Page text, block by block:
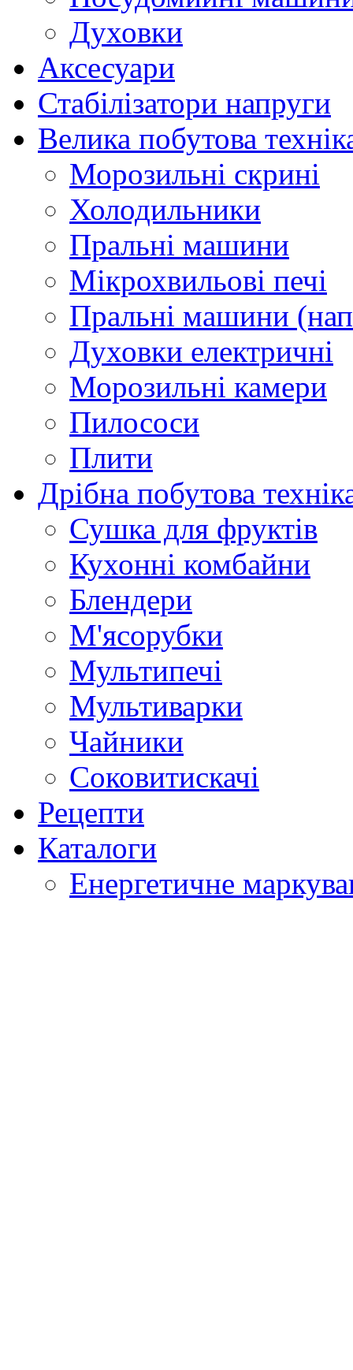
Духовки
Аксесуари
Стабілізатори напруги
Велика побутова
Морозильні скрині
Холодильники
Пральні машини
Мікрохвильові печі
Пральні машини
Духовки електричні
Морозильні камери
Пилососи
Плити
Дрібна побутова
Сушка для фруктів
Кухонні комбайни
Блендери
М'ясорубки
Мультипечі
Мультиварки
Чайники
Соковитискачі
Рецепти
Каталоги
Енергетичне